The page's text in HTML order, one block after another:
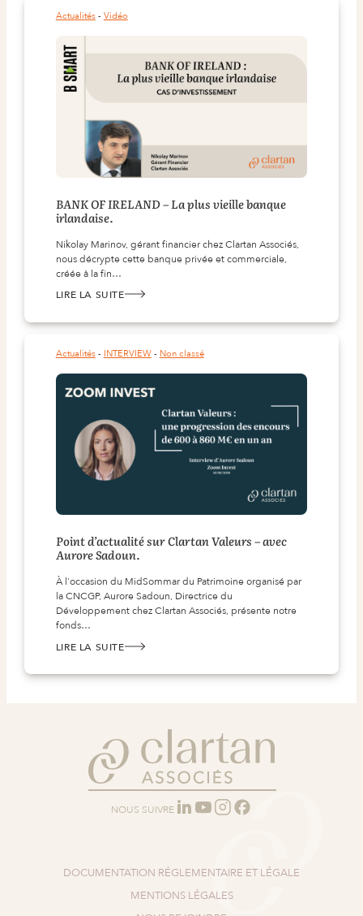
Actualités - Vidéo
BANK OF IRELAND – La plus vieille banque
irlandaise.
Nikolay Marinov, gérant financier chez Clartan Associés,
nous décrypte cette banque privée et commerciale,
créée à la fin…
LIRE LA SUITE
:
IRELAND
LA
PLUS
BANQUE
IRLANDAISE.
Actualités - INTERVIEW - Non classé
Point d’actualité sur Clartan Valeurs – avec
Aurore Sadoun.
À l'occasion du MidSommar du Patrimoine organisé par
la CNCGP, Aurore Sadoun, Directrice du
Développement chez Clartan Associés, présente notre
fonds…
LIRE LA SUITE
:
SUR
NOUS SUIVRE
DOCUMENTATION RÉGLEMENTAIRE ET LÉGALE
MENTIONS LÉGALES